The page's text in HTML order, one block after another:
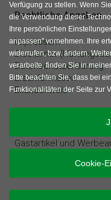
Rechtliche Angaben
Impressum
Disclaimer
Datenschutzerklärung
Erstinformation
Bildnachweis
Gastartikel und
Verfügung zu stellen. Wenn
die Verwendung dieser
Ihre persönlichen
anpassen" vornehmen. Ihre
widerrufen, bzw. ändern.
verarbeite, finden Sie in
Bitte beachten Sie, dass bei
Funktionalitäten der Seite zur
Cookie-